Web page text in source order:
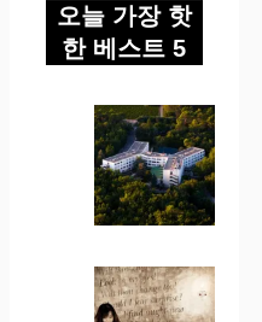
오늘 가장 핫
한 베스트 5